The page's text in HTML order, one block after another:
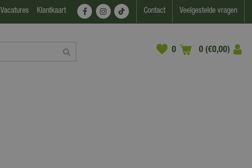
Vacatures Klantkaart Contact Veelgestelde vragen
0 (€0,00)